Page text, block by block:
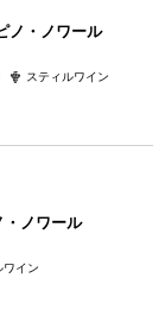
ノ・ノワール
スティルワイン
・ノワール
ワイン